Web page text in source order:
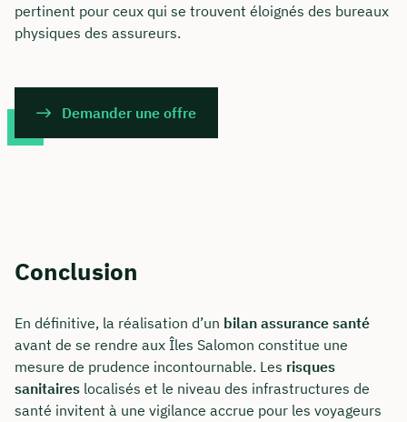
pertinent pour ceux qui se trouvent éloignés des bureaux
physiques des assureurs.
Demander une offre
Conclusion
En définitive, la réalisation d’un bilan assurance santé
avant de se rendre aux Îles Salomon constitue une
mesure de prudence incontournable. Les risques
sanitaires localisés et le niveau des infrastructures de
santé invitent à une vigilance accrue pour les voyageurs